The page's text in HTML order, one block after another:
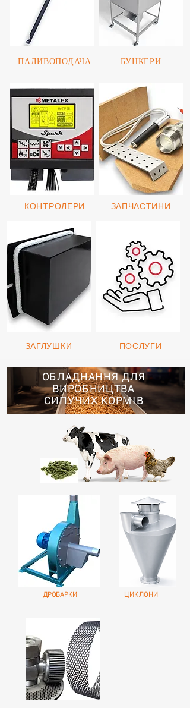
ПАЛИВОПОДАЧА БУНКЕРИ
КОНТРОЛЕРИ ЗАПЧАСТИНИ
ЗАГЛУШКИ ПОСЛУГИ
ОБЛАДНАННЯ ДЛЯ
ВИРОБНИЦТВА
СИПУЧИХ КОРМІВ
ДРОБАРКИ ЦИКЛОНИ